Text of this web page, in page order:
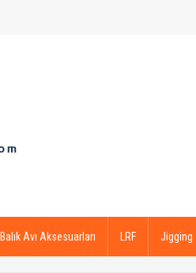
Balık Avı Aksesuarları LRF Jigging